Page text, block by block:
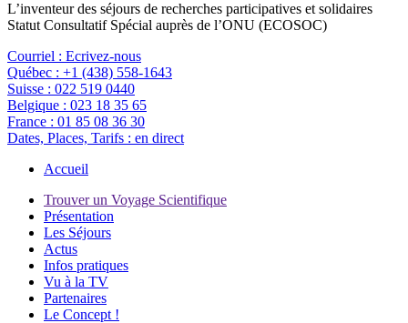
L’inventeur des séjours de recherches participatives et solidaires
Statut Consultatif Spécial auprès de l’ONU (ECOSOC)
Courriel : Ecrivez-nous
Québec : +1 (438) 558-1643
Suisse : 022 519 0440
Belgique : 023 18 35 65
France : 01 85 08 36 30
Dates, Places, Tarifs : en direct
Accueil
Trouver un Voyage Scientifique
Présentation
Les Séjours
Actus
Infos pratiques
Vu à la TV
Partenaires
Le Concept !